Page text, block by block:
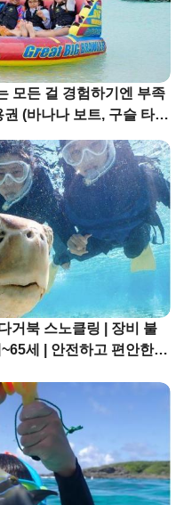
모든 걸 경험하기엔 부족
(바나나 보트, 구슬 타
영 포함)
거북 스노클링 | 장비 불
세 | 안전하고 편안한
일 예약 가능